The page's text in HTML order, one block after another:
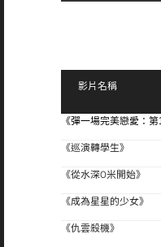
影片名稱
《彈一場完美戀愛：第
《巡演轉學生》
《從水深0米開始》
《成為星星的少女》
《仇雲殺機》